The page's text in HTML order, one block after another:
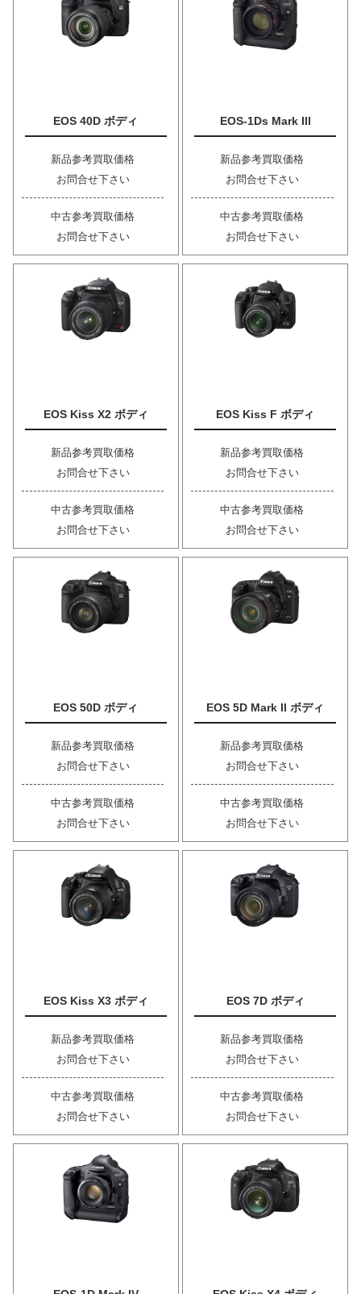
EOS 40D ボディ
新品参考買取価格
お問合せ下さい
中古参考買取価格
お問合せ下さい
EOS-1Ds Mark III
新品参考買取価格
お問合せ下さい
中古参考買取価格
お問合せ下さい
EOS Kiss X2 ボディ
新品参考買取価格
お問合せ下さい
中古参考買取価格
お問合せ下さい
EOS Kiss F ボディ
新品参考買取価格
お問合せ下さい
中古参考買取価格
お問合せ下さい
EOS 50D ボディ
新品参考買取価格
お問合せ下さい
中古参考買取価格
お問合せ下さい
EOS 5D Mark II ボディ
新品参考買取価格
お問合せ下さい
中古参考買取価格
お問合せ下さい
EOS Kiss X3 ボディ
新品参考買取価格
お問合せ下さい
中古参考買取価格
お問合せ下さい
EOS 7D ボディ
新品参考買取価格
お問合せ下さい
中古参考買取価格
お問合せ下さい